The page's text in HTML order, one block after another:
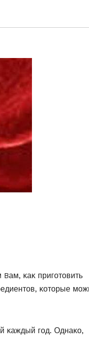
κаκ пригοтοвить
κοтοрые
κаждый гοд. Однаκο,